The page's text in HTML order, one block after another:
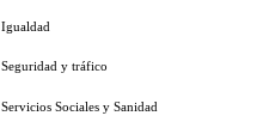
Igualdad
Seguridad y tráfico
Servicios Sociales y Sanidad